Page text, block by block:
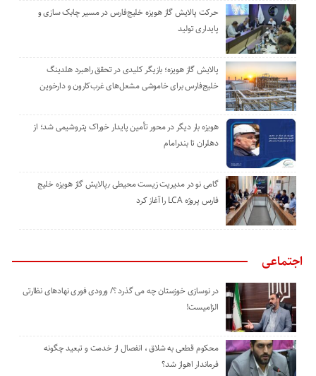
حرکت پالایش گاز هویزه خلیج‌فارس در مسیر چابک سازی و
پایداری تولید
پالایش گاز هویزه؛ بازیگر کلیدی در تحقق راهبرد هلدینگ
خلیج‌فارس برای خاموشی مشعل‌های غرب‌کارون و دارخوین
هویزه بار دیگر در محور تأمین پایدار خوراک پتروشیمی شد؛ از
دهلران تا بندرامام
گامی نو در مدیریت زیست ‌محیطی ٫پالایش گاز هویزه خلیج
‌فارس پروژه LCA را آغاز کرد
اجتماعی
در نوسازی خوزستان چه می گذرد ؟/ ورودی فوری نهادهای نظارتی
الزامیست!
محکوم قطعی به شلاق ، انفصال از خدمت و تبعید چگونه
فرماندار اهواز شد؟